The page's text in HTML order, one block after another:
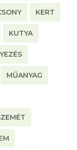
KERT
KUTYA
MŰANYAG